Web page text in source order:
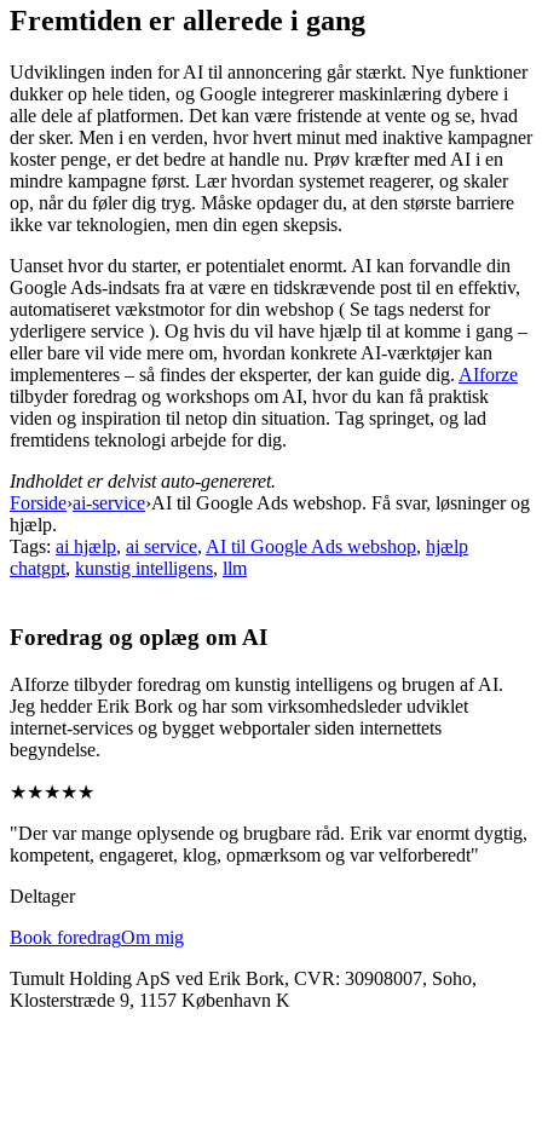
Fremtiden er allerede i gang
Udviklingen inden for AI til annoncering går stærkt. Nye funktioner
dukker op hele tiden, og Google integrerer maskinlæring dybere i
alle dele af platformen. Det kan være fristende at vente og se, hvad
der sker. Men i en verden, hvor hvert minut med inaktive kampagner
koster penge, er det bedre at handle nu. Prøv kræfter med AI i en
mindre kampagne først. Lær hvordan systemet reagerer, og skaler
op, når du føler dig tryg. Måske opdager du, at den største barriere
ikke var teknologien, men din egen skepsis.
Uanset hvor du starter, er potentialet enormt. AI kan forvandle din
Google Ads-indsats fra at være en tidskrævende post til en effektiv,
automatiseret vækstmotor for din webshop ( Se tags nederst for
yderligere service ). Og hvis du vil have hjælp til at komme i gang –
eller bare vil vide mere om, hvordan konkrete AI-værktøjer kan
implementeres – så findes der eksperter, der kan guide dig. AIforze
tilbyder foredrag og workshops om AI, hvor du kan få praktisk
viden og inspiration til netop din situation. Tag springet, og lad
fremtidens teknologi arbejde for dig.
Indholdet er delvist auto-genereret.
Forside›ai-service›AI til Google Ads webshop. Få svar, løsninger og
hjælp.
Tags: ai hjælp, ai service, AI til Google Ads webshop, hjælp
chatgpt, kunstig intelligens, llm
Foredrag og oplæg om AI
AIforze tilbyder foredrag om kunstig intelligens og brugen af AI.
Jeg hedder Erik Bork og har som virksomhedsleder udviklet
internet-services og bygget webportaler siden internettets
begyndelse.
★★★★★
"Der var mange oplysende og brugbare råd. Erik var enormt dygtig,
kompetent, engageret, klog, opmærksom og var velforberedt"
Deltager
Book foredragOm mig
Tumult Holding ApS ved Erik Bork, CVR: 30908007, Soho,
Klosterstræde 9, 1157 København K